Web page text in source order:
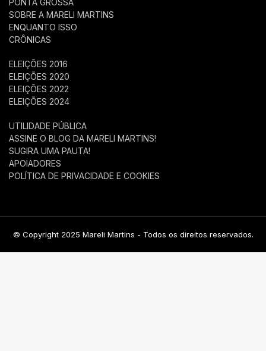
PONTA GROSSA
SOBRE A MARELI MARTINS
ENQUANTO ISSO
CRÔNICAS
ELEIÇÕES 2016
ELEIÇÕES 2020
ELEIÇÕES 2022
ELEIÇÕES 2024
UTILIDADE PÚBLICA
ASSINE O BLOG DA MARELI MARTINS!
SUGIRA UMA PAUTA!
APOIADORES
POLÍTICA DE PRIVACIDADE E COOKIES
© Copyright 2025 Mareli Martins - Todos os direitos reservados.